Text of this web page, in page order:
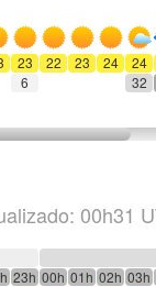
23 22 23 24
24
6
32
00h31
23h 00h 01h 02h 03h